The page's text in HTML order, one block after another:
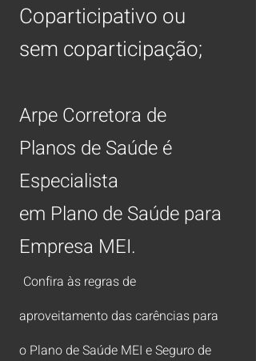
Coparticipativo ou
sem coparticipação;
Arpe Corretora de
Planos de Saúde é
Especialista
em Plano de Saúde para
Empresa MEI.
Confira às regras de
aproveitamento das carências para
o Plano de Saúde MEI e Segurode